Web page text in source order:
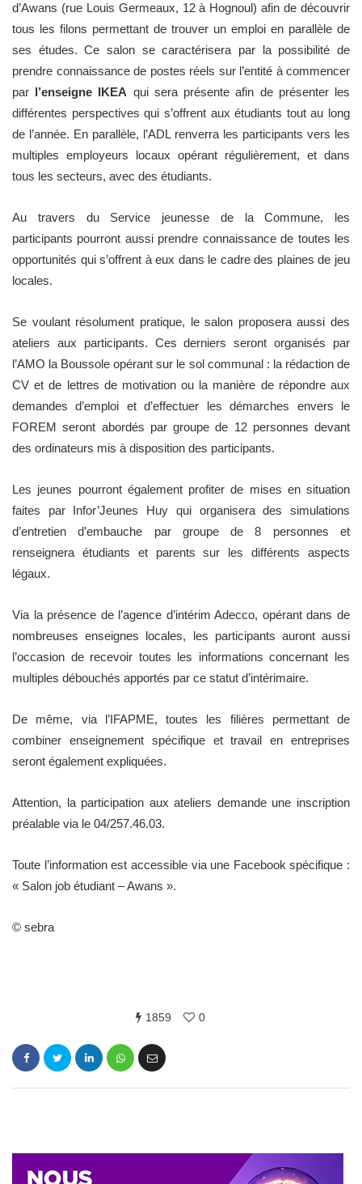
d’Awans (rue Louis Germeaux, 12 à Hognoul) afin de découvrir
tous les filons permettant de trouver un emploi en parallèle de
ses études. Ce salon se caractérisera par la possibilité de
prendre connaissance de postes réels sur l’entité à commencer
par l’enseigne IKEA qui sera présente afin de présenter les
différentes perspectives qui s’offrent aux étudiants tout au long
de l’année. En parallèle, l’ADL renverra les participants vers les
multiples employeurs locaux opérant régulièrement, et dans
tous les secteurs, avec des étudiants.
Au travers du Service jeunesse de la Commune, les
participants pourront aussi prendre connaissance de toutes les
opportunités qui s’offrent à eux dans le cadre des plaines de jeu
locales.
Se voulant résolument pratique, le salon proposera aussi des
ateliers aux participants. Ces derniers seront organisés par
l’AMO la Boussole opérant sur le sol communal : la rédaction de
CV et de lettres de motivation ou la manière de répondre aux
demandes d’emploi et d’effectuer les démarches envers le
FOREM seront abordés par groupe de 12 personnes devant
des ordinateurs mis à disposition des participants.
Les jeunes pourront également profiter de mises en situation
faites par Infor’Jeunes Huy qui organisera des simulations
d’entretien d’embauche par groupe de 8 personnes et
renseignera étudiants et parents sur les différents aspects
légaux.
Via la présence de l’agence d’intérim Adecco, opérant dans de
nombreuses enseignes locales, les participants auront aussi
l’occasion de recevoir toutes les informations concernant les
multiples débouchés apportés par ce statut d’intérimaire.
De même, via l’IFAPME, toutes les filières permettant de
combiner enseignement spécifique et travail en entreprises
seront également expliquées.
Attention, la participation aux ateliers demande une inscription
préalable via le 04/257.46.03.
Toute l’information est accessible via une Facebook spécifique :
« Salon job étudiant – Awans ».
© sebra
1859 0